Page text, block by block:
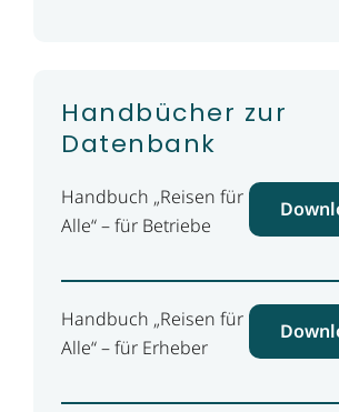
Handbücher zur
Datenbank
Handbuch „Reisen für
Alle“ – für ­Betriebe
Handbuch „Reisen für
Alle“ – für ­Erheber